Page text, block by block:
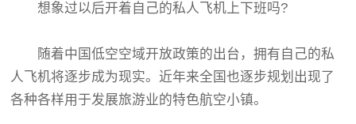
想象过以后开着自己的私人飞机上下班吗?
随着中国低空空域开放政策的出台，拥有自己的私
人飞机将逐步成为现实。近年来全国也逐步规划出现了
各种各样用于发展旅游业的特色航空小镇。